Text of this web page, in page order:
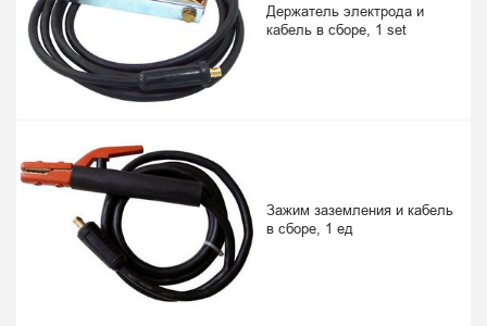
Держатель электрода и
кабель в сборе, 1 set
Зажим заземления и кабель
в сборе, 1 ед